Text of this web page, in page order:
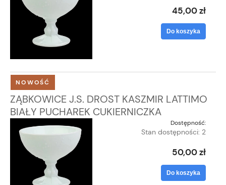
45,00 zł
Do koszyka
ZĄBKOWICE J.S. DROST KASZMIR LATTIMO
BIAŁY PUCHAREK CUKIERNICZKA
Dostępność:
Stan dostępności: 2
50,00 zł
Do koszyka
NOWOŚĆ